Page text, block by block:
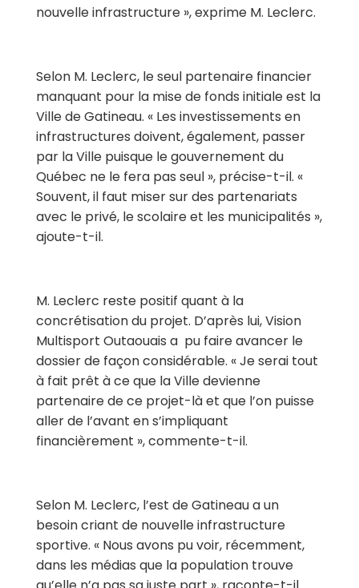
nouvelle infrastructure », exprime M. Leclerc.
Selon M. Leclerc, le seul partenaire financier
manquant pour la mise de fonds initiale est la
Ville de Gatineau. « Les investissements en
infrastructures doivent, également, passer
par la Ville puisque le gouvernement du
Québec ne le fera pas seul », précise-t-il. «
Souvent, il faut miser sur des partenariats
avec le privé, le scolaire et les municipalités »,
ajoute-t-il.
M. Leclerc reste positif quant à la
concrétisation du projet. D’après lui, Vision
Multisport Outaouais a pu faire avancer le
dossier de façon considérable. « Je serai tout
à fait prêt à ce que la Ville devienne
partenaire de ce projet-là et que l’on puisse
aller de l’avant en s’impliquant
financièrement », commente-t-il.
Selon M. Leclerc, l’est de Gatineau a un
besoin criant de nouvelle infrastructure
sportive. « Nous avons pu voir, récemment,
dans les médias que la population trouve